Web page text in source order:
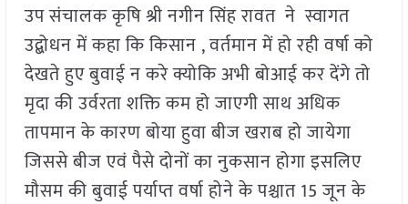
उप संचालक कृषि श्री नगीन सिंह रावत ने स्वागत
उद्बोधन में कहा कि किसान , वर्तमान में हो रही वर्षा को
देखते हुए बुवाई न करे क्योकि अभी बोआई कर देंगे तो
मृदा की उर्वरता शक्ति कम हो जाएगी साथ अधिक
तापमान के कारण बोया हुवा बीज खराब हो जायेगा
जिससे बीज एवं पैसे दोनों का नुकसान होगा इसलिए
मौसम की बुवाई पर्याप्त वर्षा होने के पश्चात 15 जून के